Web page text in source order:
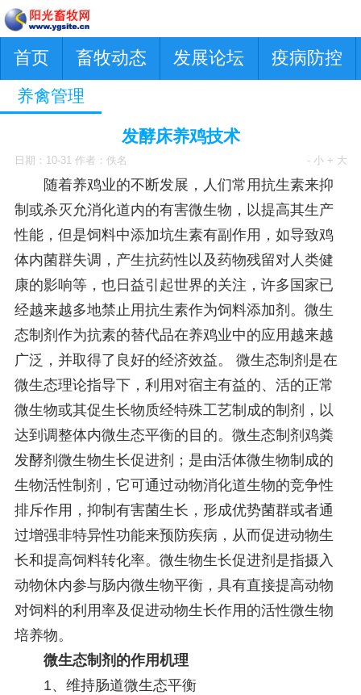
首页 畜牧动态 发展论坛 疫病防控
养禽管理
发酵床养鸡技术
日期：10-31 作者：佚名 - 小 + 大
随着养鸡业的不断发展，人们常用抗生素来抑
制或杀灭允消化道内的有害微生物，以提高其生产
性能，但是饲料中添加坑生素有副作用，如导致鸡
体内菌群失调，产生抗药性以及药物残留对人类健
康的影响等，也日益引起世界的关注，许多国家已
经越来越多地禁止用抗生素作为饲料添加剂。微生
态制剂作为抗素的替代品在养鸡业中的应用越来越
广泛，并取得了良好的经济效益。 微生态制剂是在
微生态理论指导下，利用对宿主有益的、活的正常
微生物或其促生长物质经特殊工艺制成的制剂，以
达到调整体内微生态平衡的目的。微生态制剂鸡粪
发酵剂微生物生长促进剂；是由活体微生物制成的
生物活性制剂，它可通过动物消化道生物的竞争性
排斥作用，抑制有害菌生长，形成优势菌群或者通
过增强非特异性功能来预防疾病，从而促进动物生
长和提高饲料转化率。微生物生长促进剂是指摄入
动物休内参与肠内微生物平衡，具有直接提高动物
对饲料的利用率及促进动物生长作用的活性微生物
培养物。
微生态制剂的作用机理
1、维持肠道微生态平衡